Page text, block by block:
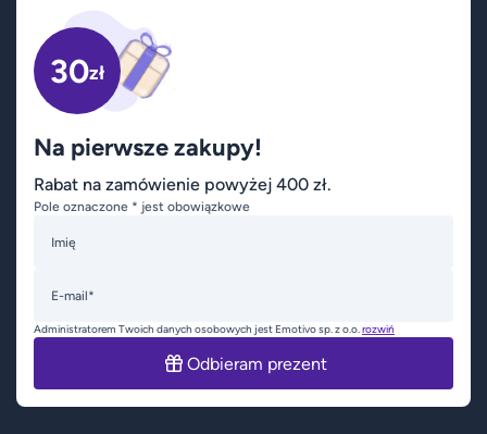
30zł
Na pierwsze zakupy!
Rabat na zamówienie powyżej 400 zł.
Pole oznaczone * jest obowiązkowe
Imię
E-mail*
Administratorem Twoich danych osobowych jest Emotivo sp. z o.o.rozwiń
Odbieram prezent